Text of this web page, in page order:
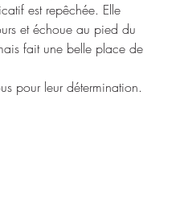
est repêchée. Elle
et échoue au pied du
fait une belle place de
pour leur détermination.